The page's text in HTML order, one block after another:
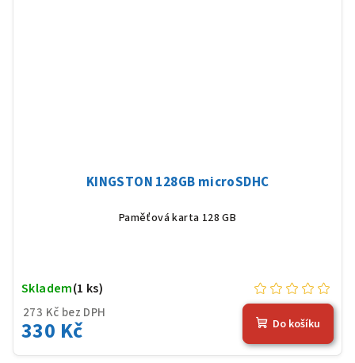
KINGSTON 128GB microSDHC
Paměťová karta 128 GB
273 Kč bez DPH
330 Kč
Skladem(1 ks)
Do košíku